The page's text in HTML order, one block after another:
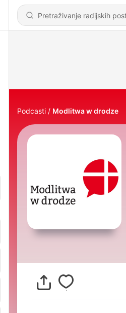
Podcasti Modlitwa w drodze